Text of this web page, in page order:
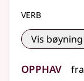
verb
Vis bøyning
Opphav fra